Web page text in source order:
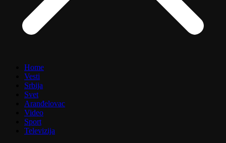
Home
Vesti
Srbija
Svet
Aranđelovac
Video
Sport
Televizija